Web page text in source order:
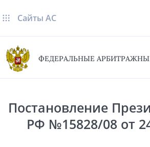
Сайты AC
ФЕДЕРАЛЬНЫЕ
Постановление
РФ №15828/08 от